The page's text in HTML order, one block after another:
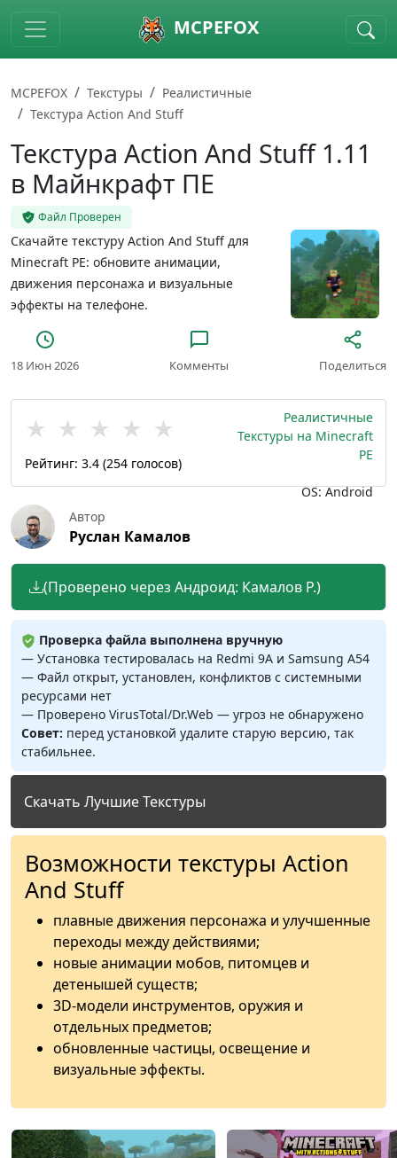
Skip to main content MCPEFOX
MCPEFOX Текстуры
Реалистичные
Текстура Action And Stuff
Текстура Action And Stuff 1.11
в Майнкрафт ПЕ
Файл Проверен
Скачайте текстуру Action And Stuff для
Minecraft PE: обновите анимации,
движения персонажа и визуальные
эффекты на телефоне.
18 Июн 2026 Комменты Поделиться
★ ★ ★ ★ ★
Рейтинг: 3.4 (254 голосов)
Реалистичные
Текстуры на Minecraft
PE
OS: Android
Автор
Руслан Камалов
(Проверено через Андроид: Камалов Р.)
Проверка файла выполнена вручную
— Установка тестировалась на Redmi 9A и Samsung A54
— Файл открыт, установлен, конфликтов с системными
ресурсами нет
— Проверено VirusTotal/Dr.Web — угроз не обнаружено
Совет: перед установкой удалите старую версию, так
стабильнее.
Скачать Лучшие Текстуры
Возможности текстуры Action
And Stuff
плавные движения персонажа и улучшенные
переходы между действиями;
новые анимации мобов, питомцев и
детенышей существ;
3D-модели инструментов, оружия и
отдельных предметов;
обновленные частицы, освещение и
визуальные эффекты.